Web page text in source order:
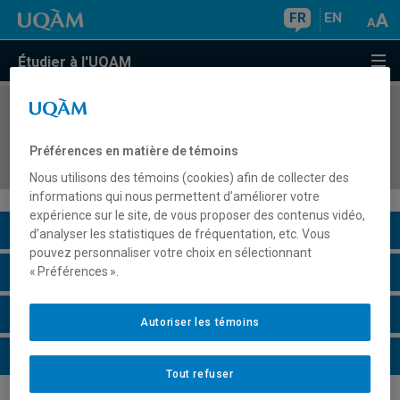
FR EN
Étudier à l'UQAM
COURS//
partielles
Description du cours
Horaire - Été 2026
Horaire - Automne 2026
Horaire - Hiver 2027
Préférences en matière de témoins
Nous utilisons des témoins (cookies) afin de collecter des
informations qui nous permettent d’améliorer votre
expérience sur le site, de vous proposer des contenus vidéo,
d’analyser les statistiques de fréquentation, etc. Vous
pouvez personnaliser votre choix en sélectionnant
« Préférences ».
Tout refuser
Autoriser les témoins